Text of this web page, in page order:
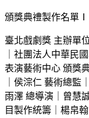
頒獎典禮製作名單Ⅰ
臺北戲劇獎 主辦單
｜社團法人中華民
表演藝術中心 頒獎
｜侯淙仁 藝術總監
雨澤 總導演｜曾慧
目製作統籌｜楊帛